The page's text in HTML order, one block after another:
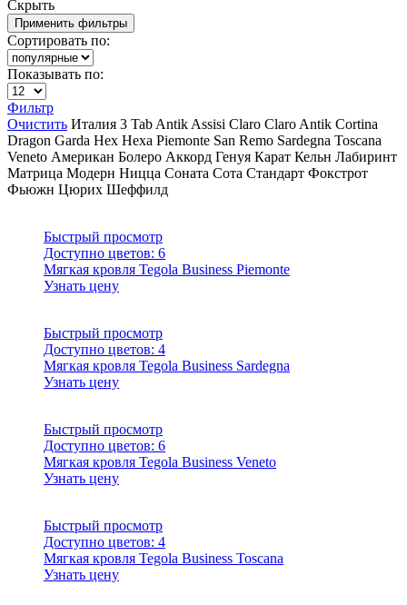
Скрыть
Сортировать по:
Показывать по:
Фильтр
Очистить Италия 3 Tab Antik Assisi Claro Claro Antik Cortina
Dragon Garda Hex Hexa Piemonte San Remo Sardegna Toscana
Veneto Американ Болеро Аккорд Генуя Карат Кельн Лабиринт
Матрица Модерн Ницца Соната Сота Стандарт Фокстрот
Фьюжн Цюрих Шеффилд
Быстрый просмотр
Доступно цветов: 6
Мягкая кровля Tegola Business Piemonte
Узнать цену
Быстрый просмотр
Доступно цветов: 4
Мягкая кровля Tegola Business Sardegna
Узнать цену
Быстрый просмотр
Доступно цветов: 6
Мягкая кровля Tegola Business Veneto
Узнать цену
Быстрый просмотр
Доступно цветов: 4
Мягкая кровля Tegola Business Toscana
Узнать цену